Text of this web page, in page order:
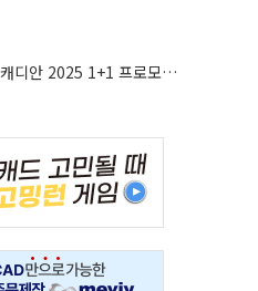
AI CAD의 미래! 캐디안 2025 1+1 프로모션 안내